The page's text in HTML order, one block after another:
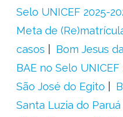
Selo UNICEF 2025-
Meta de
casos
Bom Jesus
BAE no Selo UNICEF
São José do Egito
Santa Luzia do Paruá